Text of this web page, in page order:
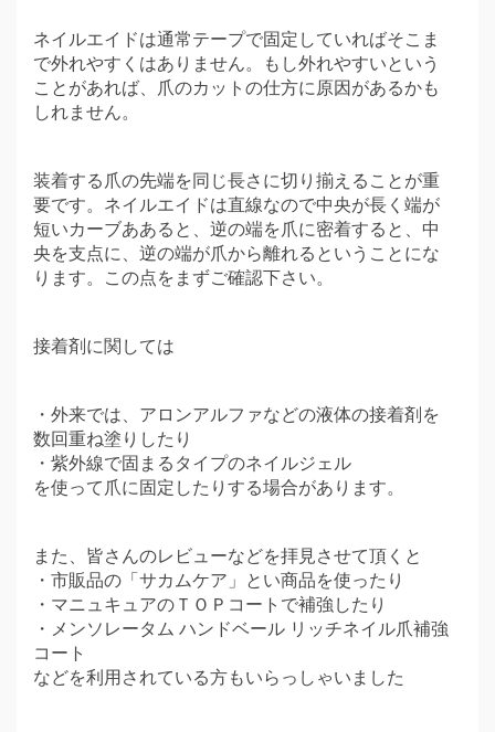
ネイルエイドは通常テープで固定していればそこま
で外れやすくはありません。もし外れやすいという
ことがあれば、爪のカットの仕方に原因があるかも
しれません。
装着する爪の先端を同じ長さに切り揃えることが重
要です。ネイルエイドは直線なので中央が長く端が
短いカーブああると、逆の端を爪に密着すると、中
央を支点に、逆の端が爪から離れるということにな
ります。この点をまずご確認下さい。
接着剤に関しては
・外来では、アロンアルファなどの液体の接着剤を
数回重ね塗りしたり
・紫外線で固まるタイプのネイルジェル
を使って爪に固定したりする場合があります。
また、皆さんのレビューなどを拝見させて頂くと
・市販品の「サカムケア」とい商品を使ったり
・マニュキュアのＴＯＰコートで補強したり
・メンソレータム ハンドベール リッチネイル爪補強
コート
などを利用されている方もいらっしゃいました